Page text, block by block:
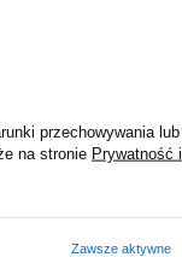
przechowywania lub
na stronie Prywatność i
Zawsze aktywne